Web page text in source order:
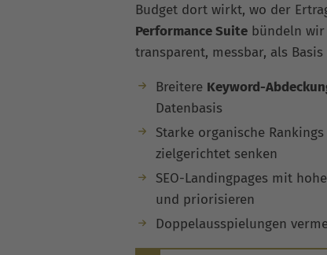
Budget dort wirkt, wo der
Performance Suite bündeln
transparent, messbar, als
Breitere Keyword-
Datenbasis
Starke organische
zielgerichtet senken
SEO-Landingpages mit
und priorisieren
Doppelausspielungen